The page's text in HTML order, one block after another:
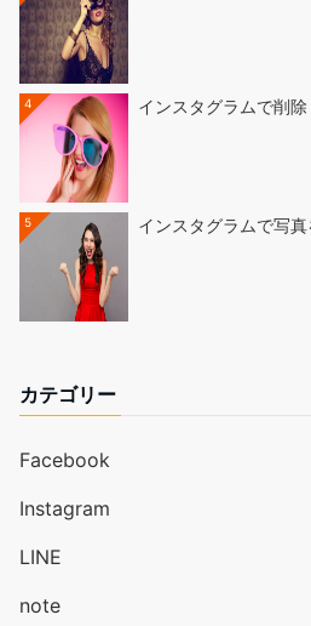
4 インスタグラムで削
5 インスタグラムで写
カテゴリー
Facebook
Instagram
LINE
note